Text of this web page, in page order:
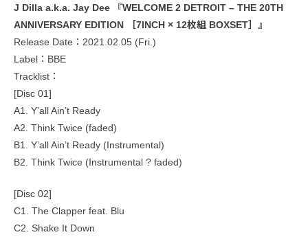
J Dilla a.k.a. Jay Dee 『WELCOME 2 DETROIT – THE 20TH
ANNIVERSARY EDITION ［7INCH × 12枚組 BOXSET］』
Release Date：2021.02.05 (Fri.)
Label：BBE
Tracklist：
[Disc 01]
A1. Y’all Ain’t Ready
A2. Think Twice (faded)
B1. Y’all Ain’t Ready (Instrumental)
B2. Think Twice (Instrumental ? faded)
[Disc 02]
C1. The Clapper feat. Blu
C2. Shake It Down